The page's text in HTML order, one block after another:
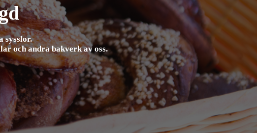
sysslor.
och andra bakverk av oss.